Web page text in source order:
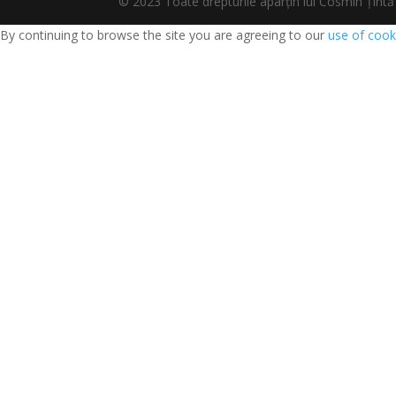
By continuing to browse the site you are agreeing to our use of